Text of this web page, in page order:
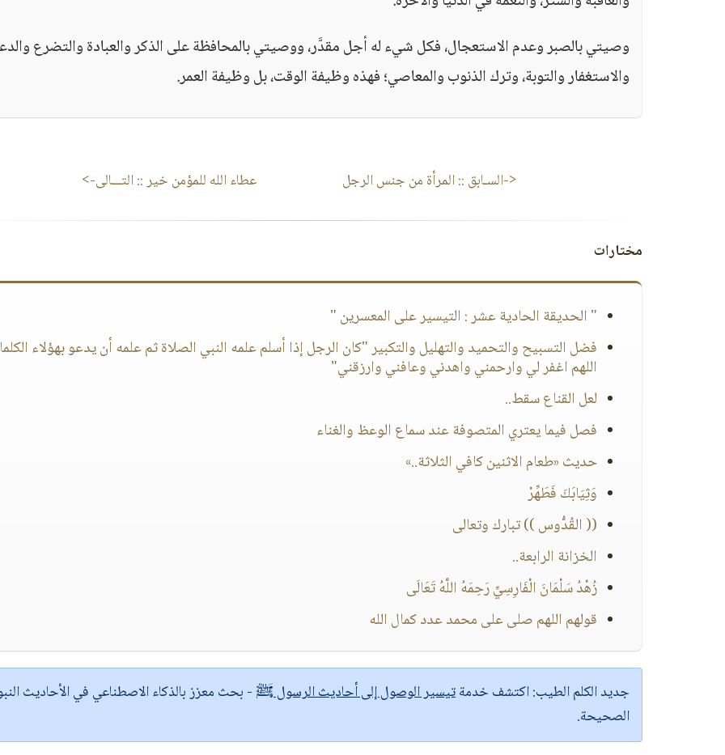
وصيتي بالصبر وعدم الاستعجال، فكل شيء له أجل مقدَّر، ووصيتي بالمحافظة على الذكر والعبادة والتضرع
والاستغفار والتوبة، وترك الذنوب والمعاصي؛ فهذه وظيفة الوقت، بل وظيفة العمر.
<-السـابق ::المرأة من جنس الرجل عطاء الله للمؤمن خير:: التـــالى->
مختارات
" الحديقة الحادية عشر : التيسير على المعسرين "
فضل التسبيح والتحميد والتهليل والتكبير "كان الرجل إذا أسلم علمه النبي الصلاة ثم علمه أن يدعو بهؤلاء
اللهم اغفر لي وارحمني واهدني وعافني وارزقني"
لعل القناع سقط..
فصل فيما يعتري المتصوفة عند سماع الوعظ والغناء
حديث «طعام الاثنين كافي الثلاثة..»
وَثِيَابَكَ فَطَهِّرْ
(( القُدُّوس )) تبارك وتعالى
الخزانة الرابعة..
زُهْدُ سَلْمَانَ الْفَارِسِيِّ رَحِمَهُ اللَّهُ تَعَالَى
قولهم اللهم صلى على محمد عدد كمال الله
جديد الكلم الطيب:اكتشف خدمةتيسير الوصول إلى أحاديث الرسول ﷺ - بحث معزز بالذكاء الاصطناعي في الأحاديث
الصحيحة.